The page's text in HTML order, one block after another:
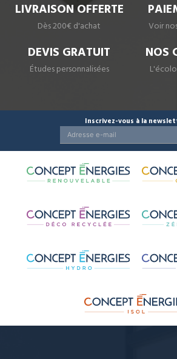
LIVRAISON OFFERTE
Dès 200€ d'achat Voir
DEVIS GRATUIT
Études personnalisées
NOS
Inscrivez-vous à la